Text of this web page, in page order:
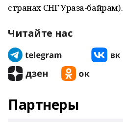
странах СНГ Ураза-байрам).
Читайте нас
Партнеры